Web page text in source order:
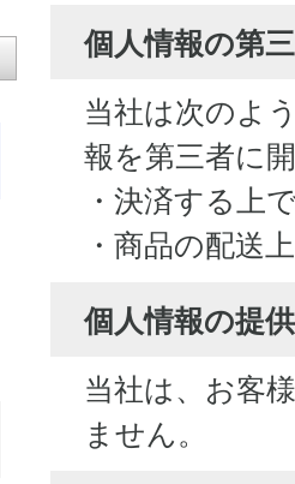
個人情報の第
当社は次のよ
報を第三者に
・決済する上
・商品の配送
個人情報の提供
当社は、お客
ません。